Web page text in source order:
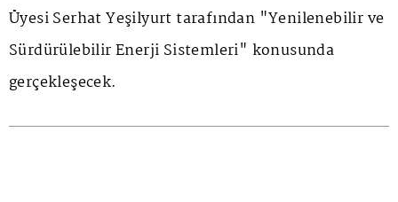
Üyesi Serhat Yeşilyurt tarafından "Yenilenebilir ve
Sürdürülebilir Enerji Sistemleri" konusunda
gerçekleşecek.